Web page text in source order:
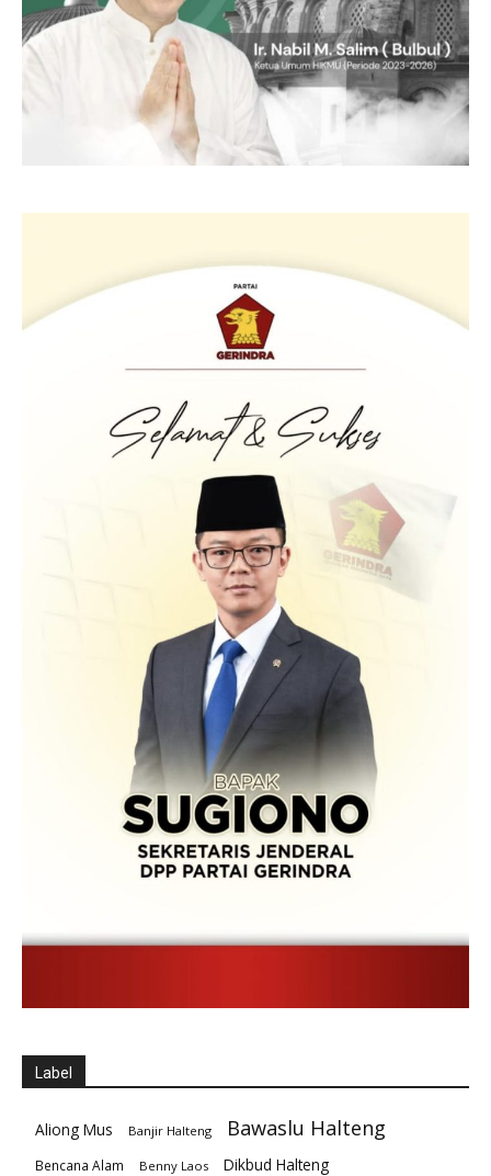
Label
Aliong Mus Banjir Halteng Bawaslu Halteng
Bencana Alam Benny Laos
Dikbud Halteng